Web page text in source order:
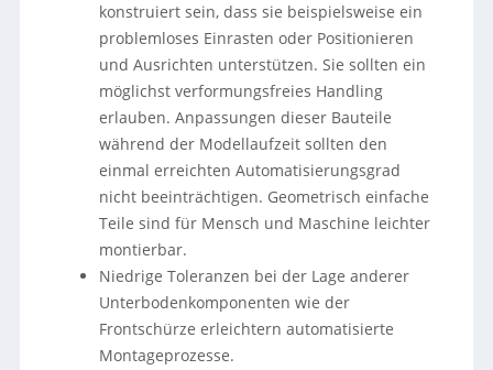
konstruiert sein, dass sie beispielsweise ein
problemloses Einrasten oder Positionieren
und Ausrichten unterstützen. Sie sollten ein
möglichst verformungsfreies Handling
erlauben. Anpassungen dieser Bauteile
während der Modellaufzeit sollten den
einmal erreichten Automatisierungsgrad
nicht beeinträchtigen. Geometrisch einfache
Teile sind für Mensch und Maschine leichter
montierbar.
Niedrige Toleranzen bei der Lage anderer
Unterbodenkomponenten wie der
Frontschürze erleichtern automatisierte
Montageprozesse.